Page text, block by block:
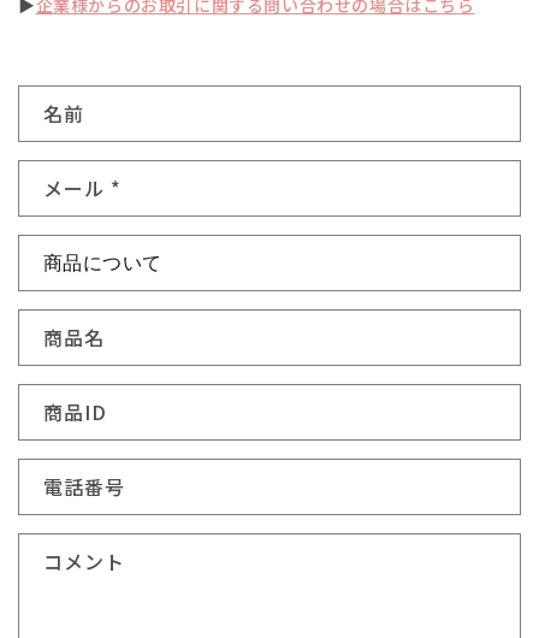
▶企業様からのお取引に関する問い合わせの場合はこちら
問
い
わ
フ
ー
名前
メール *
商品名
商品ID
電話番号
コメント